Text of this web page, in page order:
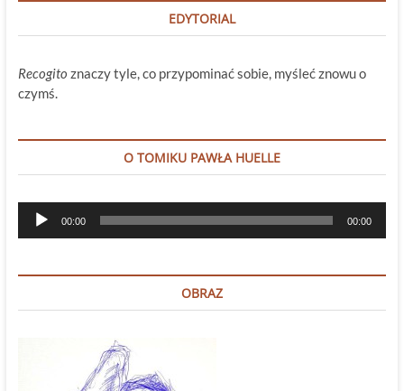
EDYTORIAL
Recogito znaczy tyle, co przypominać sobie, myśleć znowu o
czymś.
O TOMIKU PAWŁA HUELLE
Odtwarzacz
plików
00:00 00:00
OBRAZ